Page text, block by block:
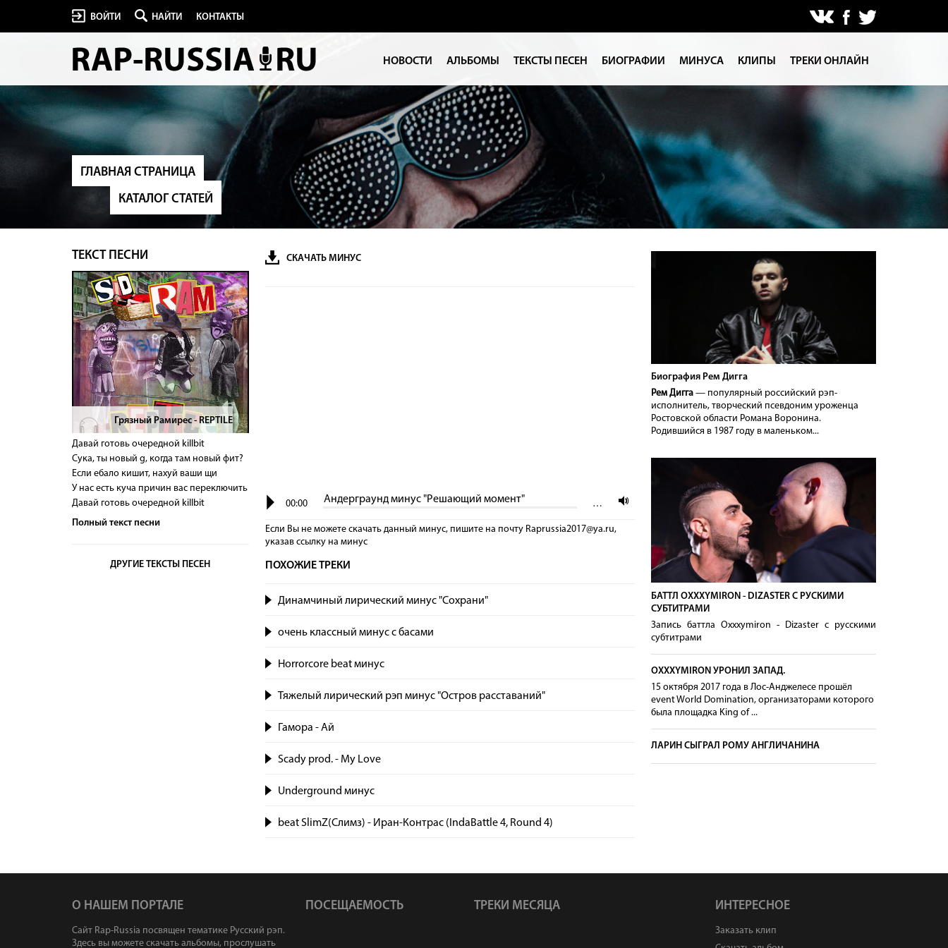
ВОЙТИ НАЙТИ КОНТАКТЫ
НОВОСТИ АЛЬБОМЫ ТЕКСТЫ ПЕСЕН БИОГРАФИИ МИНУСА КЛИПЫ ТРЕКИ ОНЛАЙН
ГЛАВНАЯ СТРАНИЦА
КАТАЛОГ СТАТЕЙ
ТЕКСТ ПЕСНИ
> Грязный Рамирес - REPTILE
Давай готовь очередной killbit
Сука, ты новый g, когда там новый фит?
Если ебало кишит, нахуй ваши щи
У нас есть куча причин вас переключить
Давай готовь очередной killbit
Полный текст песни
ДРУГИЕ ТЕКСТЫ ПЕСЕН
СКАЧАТЬ МИНУС
Андерграунд минус "Решающий момент"
00:00 …
Если Вы не можете скачать данный минус, пишите на почту Raprussia2017@ya.ru,
указав сcылку на минус
ПОХОЖИЕ ТРЕКИ
Динамчиный лирический минус "Сохрани"
очень классный минус с басами
Horrorcore beat минус
Тяжелый лирический рэп минус "Остров расставаний"
Гамора - Ай
Scady prod. - My Love
Underground минус
beat SlimZ(Слимз) - Иран-Контрас (IndaBattle 4, Round 4)
Биография Рем Дигга
Рем Дигга— популярный российский рэп-
исполнитель, творческий псевдоним уроженца
Ростовской области Романа Воронина.
Родившийся в 1987 году в маленьком...
БАТТЛ OXXXYMIRON - DIZASTER С РУСКИМИ
СУБТИТРАМИ
Запись баттла Oxxxymiron - Dizaster с русскими
субтитрами
OXXXYMIRON УРОНИЛ ЗАПАД.
15 октября 2017 года в Лос-Анджелесе прошёл
event World Domination, организаторами которого
была площадка King of ...
ЛАРИН СЫГРАЛ РОМУ АНГЛИЧАНИНА
О НАШЕМ ПОРТАЛЕ
Сайт Rap-Russia посвящен тематике Русский рэп.
Здесь вы можете скачать альбомы, прослушать
ПОСЕЩАЕМОСТЬ ТРЕКИ МЕСЯЦА ИНТЕРЕСНОЕ
Заказать клип